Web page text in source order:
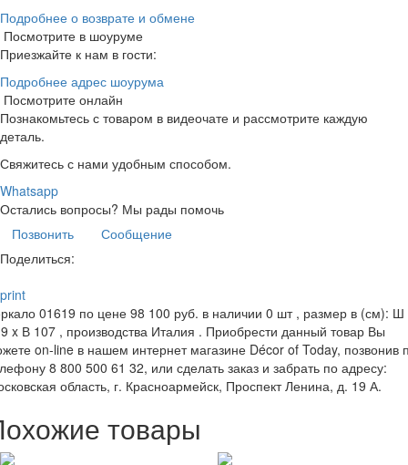
Подробнее о возврате и обмене
Посмотрите в шоуруме
Приезжайте к нам в гости:
Подробнее адрес шоурума
Посмотрите онлайн
Познакомьтесь с товаром в видеочате и рассмотрите каждую
деталь.
Свяжитесь с нами удобным способом.
Whatsapp
Остались вопросы? Мы рады помочь
Позвонить
Сообщение
Поделиться:
print
01619 по цене 98 100 руб. в наличии 0 шт , размер в (см): Ш
x В 107 , производства Италия . Приобрести данный товар Вы
on-line в нашем интернет магазине Décor of Today, позвонив
8 800 500 61 32, или сделать заказ и забрать по адресу:
область, г. Красноармейск, Проспект Ленина, д. 19 А.
товары